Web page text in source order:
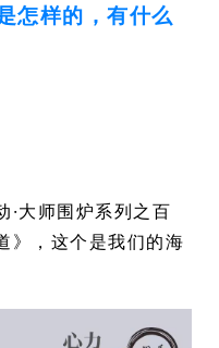
怎样的，有什么
·大师围炉系列之百
》，这个是我们的海